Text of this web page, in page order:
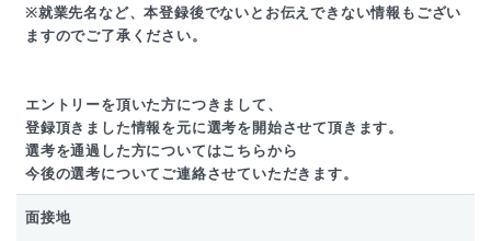
※就業先名など、本登録後でないとお伝えできない情報もござい
ますのでご了承ください。
エントリーを頂いた方につきまして、
登録頂きました情報を元に選考を開始させて頂きます。
選考を通過した方についてはこちらから
今後の選考についてご連絡させていただきます。
面接地